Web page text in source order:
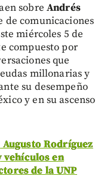
sobre Andrés
de comunicaciones
miércoles 5 de
compuesto por
que
millonarias y
su desempeño
y en su ascenso
Rodríguez
vehículos en
de la UNP